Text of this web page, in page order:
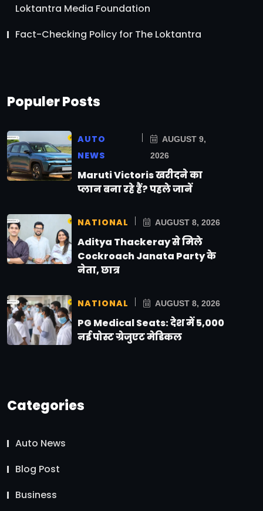
Loktantra Media Foundation
Fact-Checking Policy for The Loktantra
Populer Posts
AUTO
NEWS
AUGUST 9,
2026
Maruti Victoris खरीदने का
प्लान बना रहे हैं? पहले जानें
NATIONAL AUGUST 8, 2026
Aditya Thackeray से मिले
Cockroach Janata Party के
नेता, छात्र
NATIONAL AUGUST 8, 2026
PG Medical Seats: देश में 5,000
नई पोस्ट ग्रेजुएट मेडिकल
Categories
Auto News
Blog Post
Business